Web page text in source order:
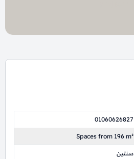
01060626827
Spaces from 196 m²
سنتين